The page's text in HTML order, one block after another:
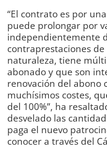
“El contrato es por
puede prolongar por
independientemente
contraprestaciones
naturaleza, tiene
abonado y que son
renovación del abono
muchísimos costes,
del 100%”, ha
desvelado las
paga el nuevo
conocer a través del